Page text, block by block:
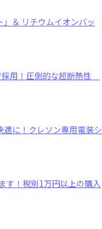
＆ リチウムイオンバッ
採用！圧倒的な超断熱性
適に！クレソン専用電装シ
す！税別1万円以上の購入